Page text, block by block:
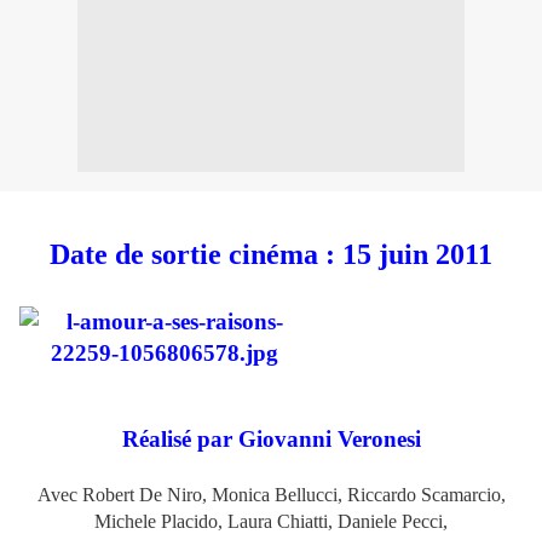
Date de sortie cinéma : 15 juin 2011
Réalisé par Giovanni Veronesi
Avec Robert De Niro, Monica Bellucci, Riccardo Scamarcio,
Michele Placido, Laura Chiatti, Daniele Pecci,